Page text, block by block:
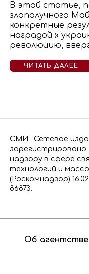
В этой статье,
злополучного
конкретные
наградой »
революцию,
ЧИТАТЬ ДАЛЕЕ
СМИ : Сетевое
зарегистрировано
надзору в сфере
технологий и
(Роскомнадзор)
86873.
Об агентстве